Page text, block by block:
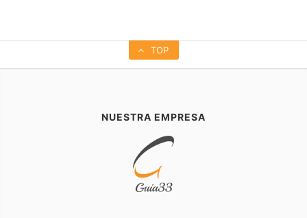
TOP
NUESTRA EMPRESA